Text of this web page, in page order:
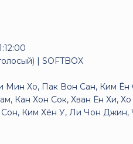
| SOFTBOX
Мин Хо, Пак Вон Сан, Ким
Кан Хон Сок, Хван Ён Хи,
Ким Хён У, Ли Чон